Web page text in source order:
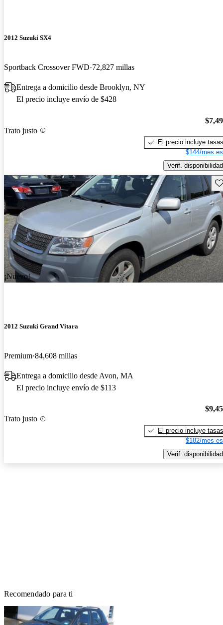
2012 Suzuki SX4
Sportback Crossover FWD 72,827 millas
Entrega a domicilio desde Brooklyn, NY
El precio incluye envío de $428
Trato justo
El precio incluye tasas
$144/mes
Verif. disponibilidad
¡Nuevo!
2012 Suzuki Grand Vitara
Premium 84,608 millas
Entrega a domicilio desde Avon, MA
El precio incluye envío de $113
Trato justo
El precio incluye tasas
$182/mes
Verif. disponibilidad
Recomendado para ti